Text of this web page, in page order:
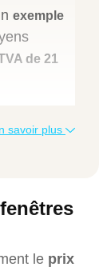
exemple
de 21
TVA (21%)
savoir plus
le prix